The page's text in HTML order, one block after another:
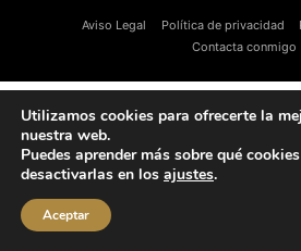
Aviso Legal Política de privacidad
Contacta conmigo
Utilizamos cookies para ofrecerte la
nuestra web.
Puedes aprender más sobre qué
desactivarlas en los ajustes.
Aceptar